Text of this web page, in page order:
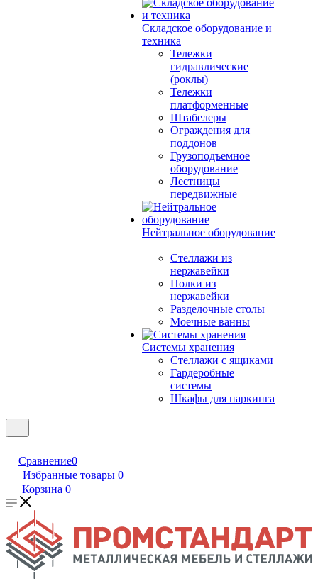
Складское оборудование и
техника
Тележки
гидравлические
(роклы)
Тележки
платформенные
Штабелеры
Ограждения для
поддонов
Грузоподъемное
оборудование
Лестницы
передвижные
Нейтральное оборудование
Стеллажи из
нержавейки
Полки из
нержавейки
Разделочные столы
Моечные ванны
Системы хранения
Стеллажи с ящиками
Гардеробные
системы
Шкафы для паркинга
Сравнение0
Избранные товары 0
Корзина 0